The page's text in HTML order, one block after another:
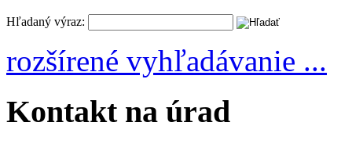
Hľadaný výraz:
rozšírené vyhľadávanie ...
Kontakt na úrad